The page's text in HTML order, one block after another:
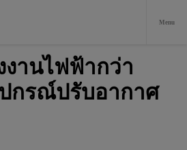
านไฟฟ้ากว่า
กรณ์ปรับอากาศ